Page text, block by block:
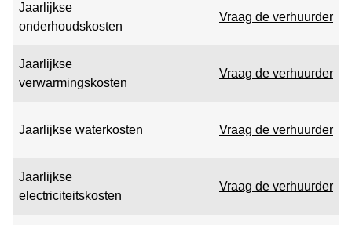
Jaarlijkse
onderhoudskosten
Vraag de verhuurder
Jaarlijkse
verwarmingskosten
Vraag de verhuurder
Jaarlijkse waterkosten Vraag de verhuurder
Jaarlijkse
electriciteitskosten
Vraag de verhuurder